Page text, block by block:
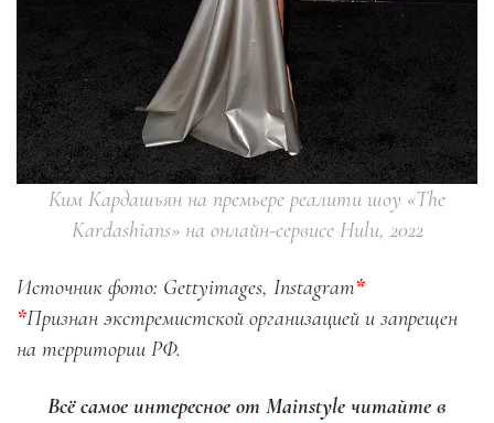
Ким Кардашьян на премьере реалити шоу «The
Kardashians» на онлайн-сервисе Hulu, 2022
Источник фото: Gettyimages, Instagram*
*Признан экстремистской организацией и запрещен
на территории РФ.
Всё самое интересное от Mainstyle читайте в